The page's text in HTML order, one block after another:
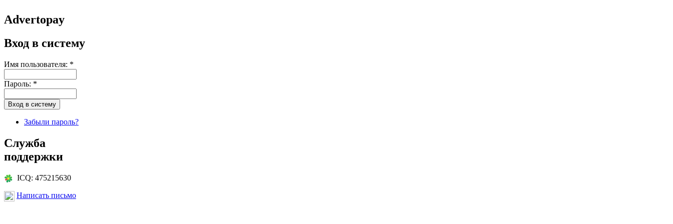
Advertopay
Вход в систему
Имя пользователя: *
Пароль: *
Забыли пароль?
Служба
поддержки
ICQ: 475215630
Написать письмо